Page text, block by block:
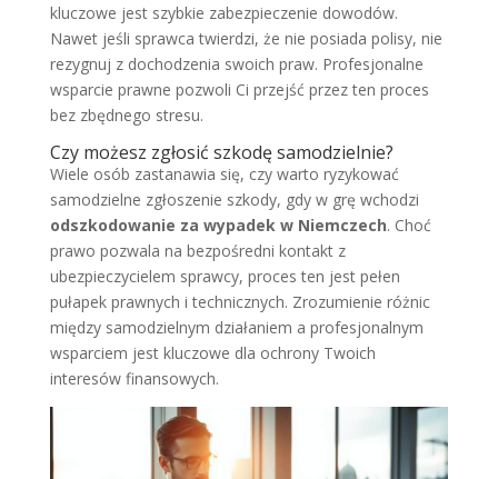
kluczowe jest szybkie zabezpieczenie dowodów.
Nawet jeśli sprawca twierdzi, że nie posiada polisy, nie
rezygnuj z dochodzenia swoich praw. Profesjonalne
wsparcie prawne pozwoli Ci przejść przez ten proces
bez zbędnego stresu.
Czy możesz zgłosić szkodę samodzielnie?
Wiele osób zastanawia się, czy warto ryzykować
samodzielne zgłoszenie szkody, gdy w grę wchodzi
odszkodowanie za wypadek w Niemczech. Choć
prawo pozwala na bezpośredni kontakt z
ubezpieczycielem sprawcy, proces ten jest pełen
pułapek prawnych i technicznych. Zrozumienie różnic
między samodzielnym działaniem a profesjonalnym
wsparciem jest kluczowe dla ochrony Twoich
interesów finansowych.